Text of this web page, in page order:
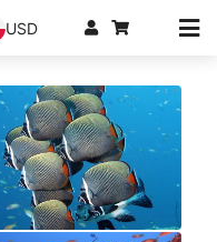
USD